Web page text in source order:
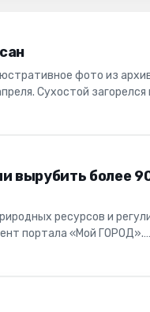
фото из
Сухостой
вырубить более
ресурсов и
портала «Мой ГОРОД».